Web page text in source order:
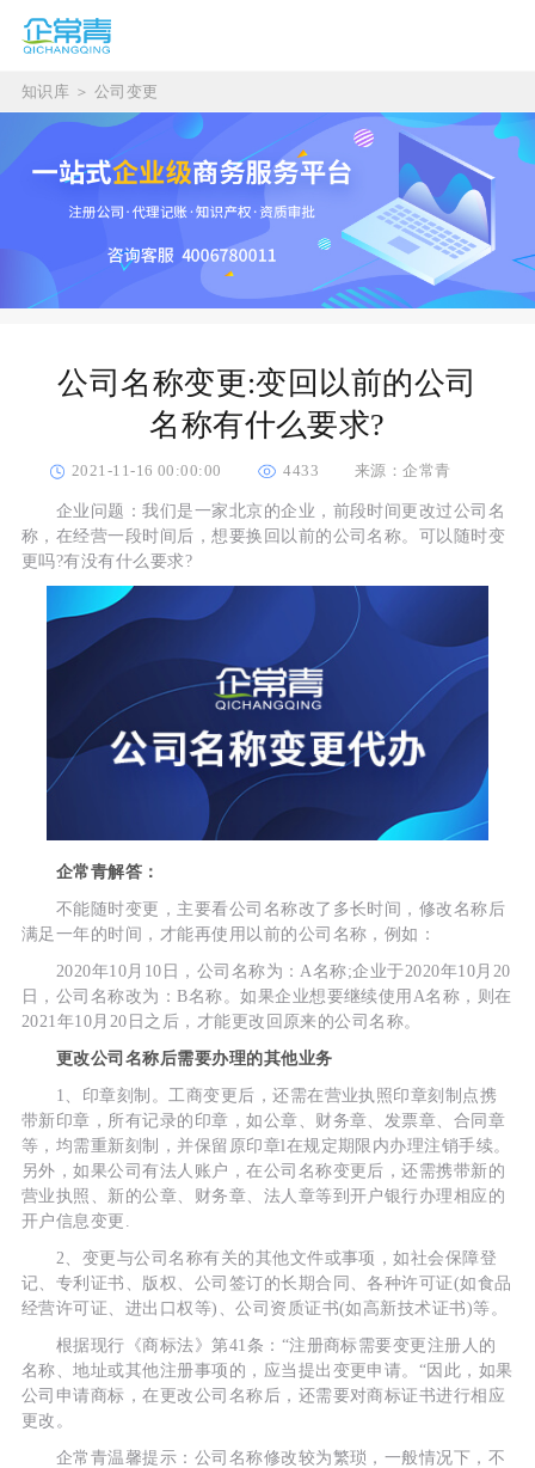
知识库 ＞ 公司变更
公司名称变更:变回以前的公司
名称有什么要求?
2021-11-16 00:00:00 4433 来源：企常青
企业问题：我们是一家北京的企业，前段时间更改过公司名
称，在经营一段时间后，想要换回以前的公司名称。可以随时变
更吗?有没有什么要求?
企常青解答：
不能随时变更，主要看公司名称改了多长时间，修改名称后
满足一年的时间，才能再使用以前的公司名称，例如：
2020年10月10日，公司名称为：A名称;企业于2020年10月20
日，公司名称改为：B名称。如果企业想要继续使用A名称，则在
2021年10月20日之后，才能更改回原来的公司名称。
更改公司名称后需要办理的其他业务
1、印章刻制。工商变更后，还需在营业执照印章刻制点携
带新印章，所有记录的印章，如公章、财务章、发票章、合同章
等，均需重新刻制，并保留原印章l在规定期限内办理注销手续。
另外，如果公司有法人账户，在公司名称变更后，还需携带新的
营业执照、新的公章、财务章、法人章等到开户银行办理相应的
开户信息变更.
2、变更与公司名称有关的其他文件或事项，如社会保障登
记、专利证书、版权、公司签订的长期合同、各种许可证(如食品
经营许可证、进出口权等)、公司资质证书(如高新技术证书)等。
根据现行《商标法》第41条：“注册商标需要变更注册人的
名称、地址或其他注册事项的，应当提出变更申请。“因此，如果
公司申请商标，在更改公司名称后，还需要对商标证书进行相应
更改。
企常青温馨提示：公司名称修改较为繁琐，一般情况下，不